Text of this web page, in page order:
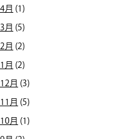
月(1)
月 (5)
月 (2)
月 (2)
月 (3)
月 (5)
月 (1)